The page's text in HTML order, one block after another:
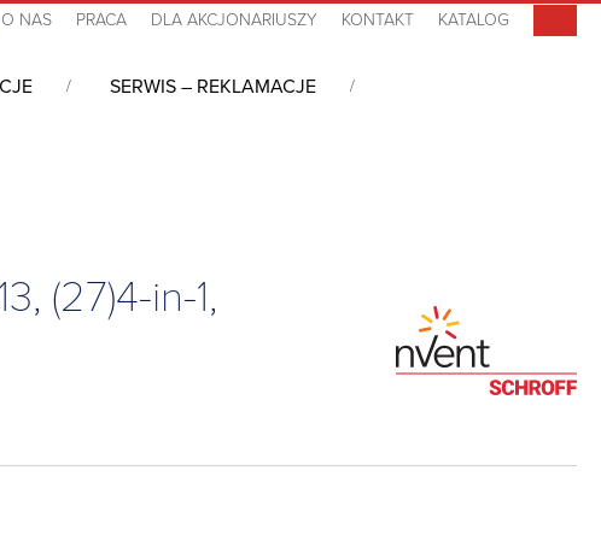
O NAS PRACA DLA AKCJONARIUSZY KONTAKT KATALOG
SERWIS – REKLAMACJE
(27)4-in-1,